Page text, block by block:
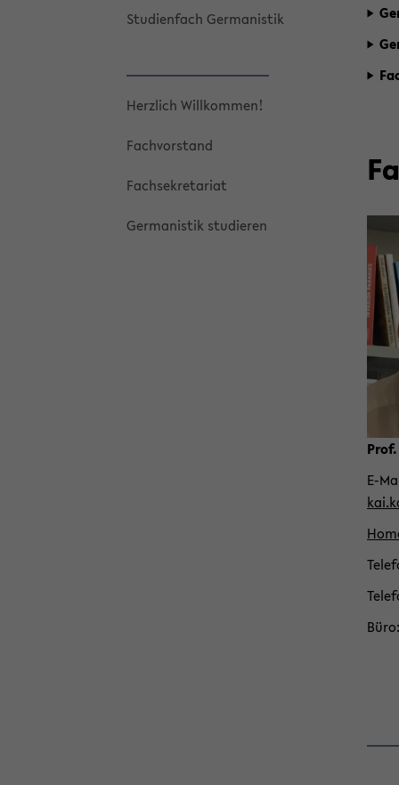
Stu­di­en­fach Ger­ma­nis­tik
Herz­lich Will­kom­men!
Fach­vor­stand
Fach­se­kre­ta­ri­at
Ger­ma­nis­tik stu­die­ren
E-​
Büro